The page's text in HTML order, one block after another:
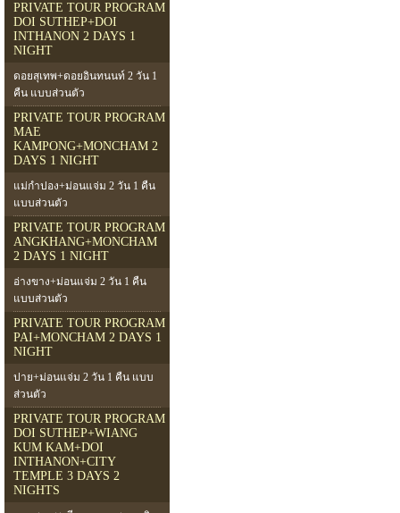
PRIVATE TOUR PROGRAM
DOI SUTHEP+DOI
INTHANON 2 DAYS 1
NIGHT
ดอยสุเทพ+ดอยอินทนนท์ 2 วัน 1
คืน แบบส่วนตัว
PRIVATE TOUR PROGRAM
MAE
KAMPONG+MONCHAM 2
DAYS 1 NIGHT
แม่กำปอง+ม่อนแจ่ม 2 วัน 1 คืน
แบบส่วนตัว
PRIVATE TOUR PROGRAM
ANGKHANG+MONCHAM
2 DAYS 1 NIGHT
อ่างขาง+ม่อนแจ่ม 2 วัน 1 คืน
แบบส่วนตัว
PRIVATE TOUR PROGRAM
PAI+MONCHAM 2 DAYS 1
NIGHT
ปาย+ม่อนแจ่ม 2 วัน 1 คืน แบบ
ส่วนตัว
PRIVATE TOUR PROGRAM
DOI SUTHEP+WIANG
KUM KAM+DOI
INTHANON+CITY
TEMPLE 3 DAYS 2
NIGHTS